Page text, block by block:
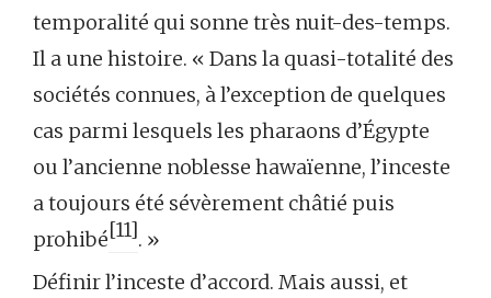
temporalité qui sonne très nuit-des-temps.
Il a une histoire. « Dans la quasi-totalité des
sociétés connues, à l’exception de quelques
cas parmi lesquels les pharaons d’Égypte
ou l’ancienne noblesse hawaïenne, l’inceste
a toujours été sévèrement châtié puis
prohibé[11]. »
Définir l’inceste d’accord. Mais aussi, et